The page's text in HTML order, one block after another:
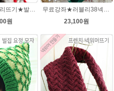
★니트 귀도리뜨기★발렌타인울 뜨개실 DIY 뜨개질
원
무료강좌★러블리38넥워머★시크릿울 꽈배기넥워머뜨기 뜨개질
23,100원